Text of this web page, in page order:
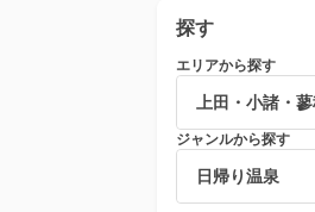
探す
エリアから探す
上田・小諸・
ジャンルから探す
日帰り温泉